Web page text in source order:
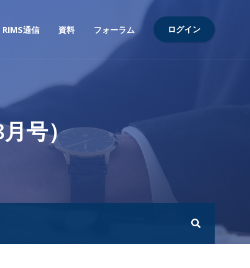
RIMS通信 資料 フォーラム ログイン
号）